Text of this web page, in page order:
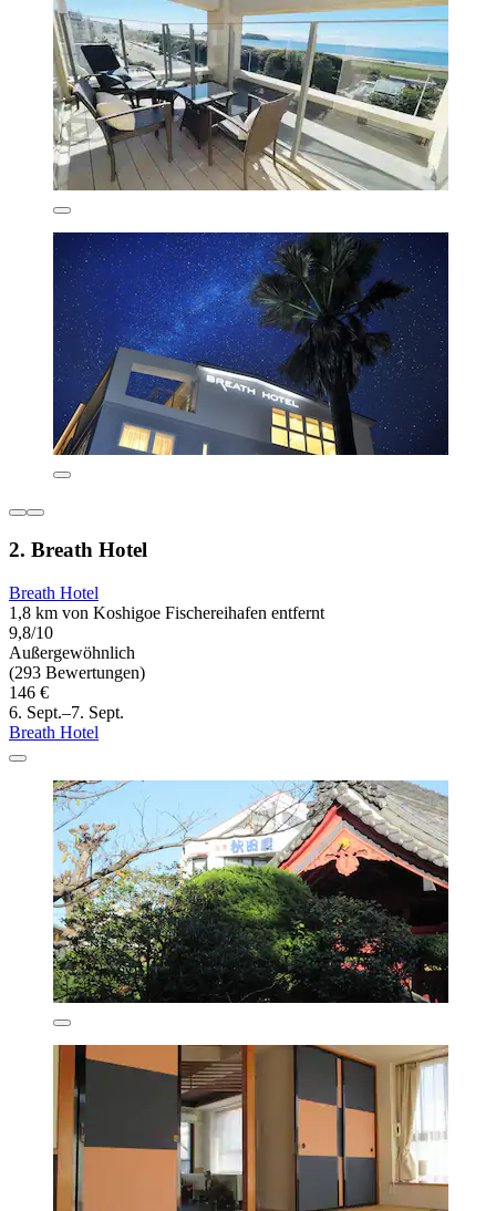
2. Breath Hotel
Breath Hotel
1,8 km von Koshigoe Fischereihafen entfernt
9,8/10
Außergewöhnlich
(293 Bewertungen)
146 €
6. Sept.–7. Sept.
Breath Hotel